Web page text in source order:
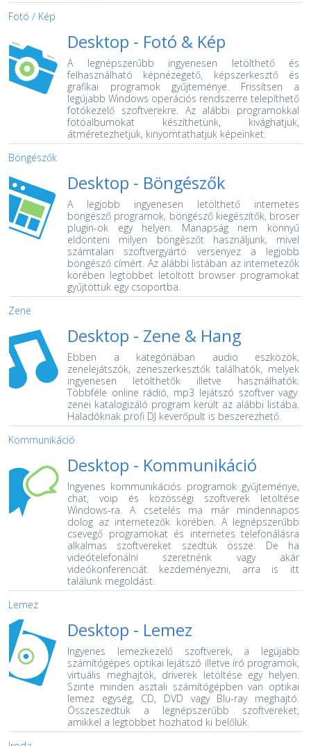
Fotó / Kép
Desktop - Fotó & Kép
A legnépszerűbb ingyenesen letölthető és
felhasználható képnézegető, képszerkesztő és
grafikai programok gyűjteménye. Frissítsen a
legújabb Windows operációs rendszerre telepíthető
fotókezelő szoftverekre. Az alábbi programokkal
fotóalbumokat készíthetünk, kivághatjuk,
átméretezhetjük, kinyomtathatjuk képeinket.
Böngészők
Desktop - Böngészők
A legjobb ingyenesen letölthető internetes
böngésző programok, böngésző kiegészítők, broser
plugin-ok egy helyen. Manapság nem könnyű
eldönteni milyen böngészőt használjunk, mivel
számtalan szoftvergyártó versenyez a legjobb
böngésző címért. Az alábbi listában az internetezők
körében legtöbbet letöltött browser programokat
gyűjtöttük egy csoportba.
Zene
Desktop - Zene & Hang
Ebben a kategóriában audio eszközök,
zenelejátszók, zeneszerkesztők találhatók, melyek
ingyenesen letölthetők illetve használhatók.
Többféle online rádió, mp3 lejátszó szoftver vagy
zenei katalogizáló program került az alábbi listába.
Haladóknak profi DJ keverőpult is beszerezhető.
Kommunikáció
Desktop - Kommunikáció
Ingyenes kommunikációs programok gyűjteménye,
chat, voip és közösségi szoftverek letöltése
Windows-ra. A csetelés ma már mindennapos
dolog az internetezők körében. A legnépszerűbb
csevegő programokat és internetes telefonálásra
alkalmas szoftvereket szedtük össze. De ha
videótelefonálni szeretnénk vagy akár
videókonferenciát kezdeményezni, arra is itt
találunk megoldást.
Lemez
Desktop - Lemez
Ingyenes lemezkezelő szoftverek, a legújabb
számítógépes optikai lejátszó illetve író programok,
virtuális meghajtók, driverek letöltése egy helyen.
Szinte minden asztali számítógépben van optikai
lemez egység, CD, DVD vagy Blu-ray meghajtó.
Összeszedtük a legnépszerűbb szoftvereket,
amikkel a legtöbbet hozhatod ki belőlük.